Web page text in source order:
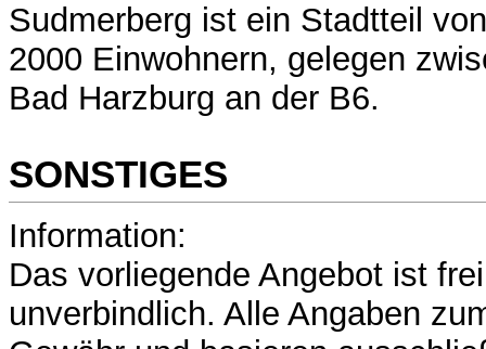
Sudmerberg ist ein Stadtteil
2000 Einwohnern, gelegen
Bad Harzburg an der B6.
SONSTIGES
Information:
Das vorliegende Angebot ist
unverbindlich. Alle Angaben